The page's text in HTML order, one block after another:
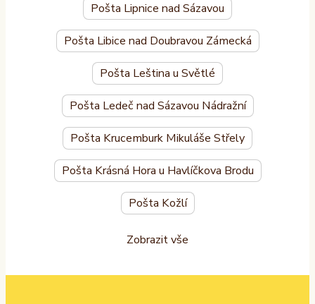
Pošta Lipnice nad Sázavou
Pošta Libice nad Doubravou Zámecká
Pošta Leština u Světlé
Pošta Ledeč nad Sázavou Nádražní
Pošta Krucemburk Mikuláše Střely
Pošta Krásná Hora u Havlíčkova Brodu
Pošta Kožlí
Zobrazit vše